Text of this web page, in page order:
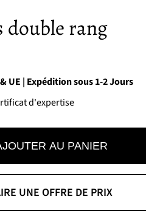
double rang
UE | Expédition sous 1-2 Jours
d'expertise
AU PANIER
UNE OFFRE DE PRIX